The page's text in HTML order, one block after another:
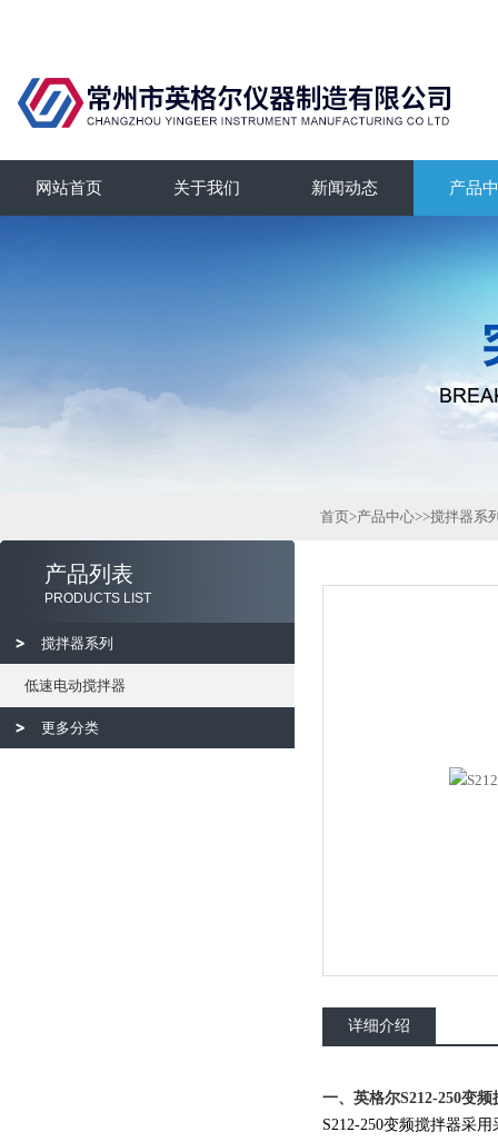
网站首页 关于我们 新闻动态 产品
产品列表
PRODUCTS LIST
搅拌器系列
低速电动搅拌器
更多分类
首页>产品中心>>搅拌器系
详细介绍
一、 英格尔S212-250变频
S212-250变频搅拌器采